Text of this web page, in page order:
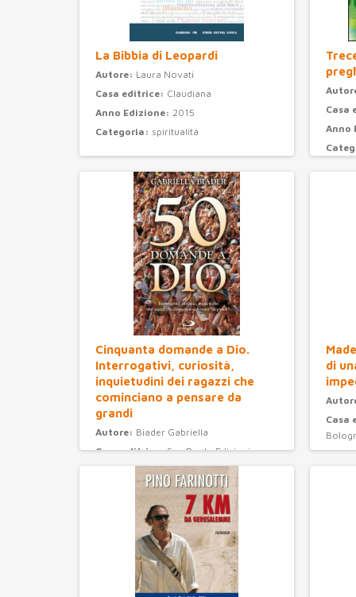
La Bibbia di Leopardi
Autore: Laura Novati
Casa editrice: Claudiana
Anno Edizione: 2015
Categoria: spiritualità
Casa
Anno
Cinquanta domande a Dio.
Interrogativi, curiosità,
inquietudini dei ragazzi che
cominciano a pensare da
grandi
Autore: Biader Gabriella
Casa editrice:San Paolo Edizioni
Categoria: ragazzi
di
Casa
Anno